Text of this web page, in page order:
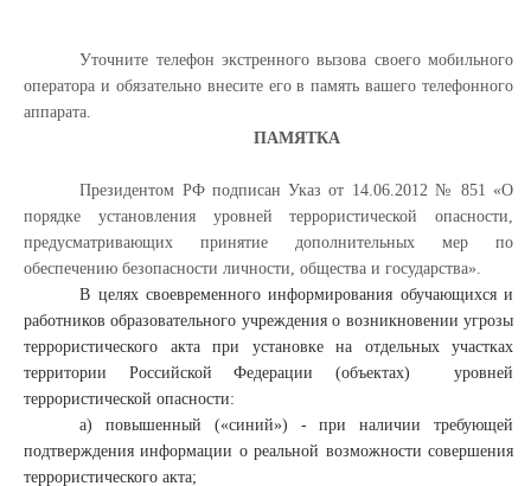
Уточните телефон экстренного вызова своего мобильного
оператора и обязательно внесите его в память вашего телефонного
аппарата.
ПАМЯТКА
Президентом РФ подписан Указ от 14.06.2012 № 851 «О
порядке установления уровней террористической опасности,
предусматривающих принятие дополнительных мер по
обеспечению безопасности личности, общества и государства».
В целях своевременного информирования обучающихся и
работников образовательного учреждения о возникновении угрозы
террористического акта при установке на отдельных участках
территории Российской Федерации (объектах) уровней
террористической опасности:
а) повышенный («синий») - при наличии требующей
подтверждения информации о реальной возможности совершения
террористического акта;